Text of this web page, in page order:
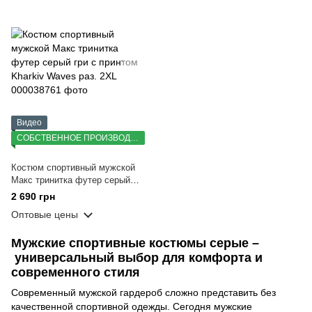
Видео
СОБСТВЕННОЕ ПРОИЗВОДСТВО
Костюм спортивный мужской
Макс тринитка футер серый
гри с принтом Kharkiv Waves
раз. 2XL
2 690 грн
Оптовые цены
Мужские спортивные костюмы серые –
универсальный выбор для комфорта и
современного стиля
Современный мужской гардероб сложно представить без
качественной спортивной одежды. Сегодня мужские